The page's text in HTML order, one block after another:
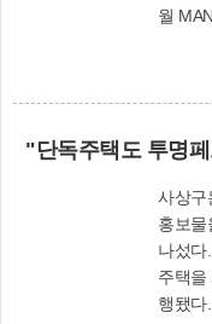
장인
을 신
결제,
비용은 3
있는
사람)
신청
수령해야 한다. □ 여권
월
다가 이번
저상버
적용으
상구
카드
복지관
"단독주택도 투명
사상구
홍보물
나섰다. 투명페트병 별도 분리배출은 2020년 공동
주택을
행됐다